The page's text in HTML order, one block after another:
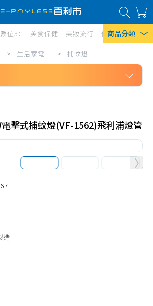
商品分類
數位3C 美食保健 美妝流行 傢俱寢具 居
> 生活家電 > 捕蚊燈
電擊式捕蚊燈(VF-1562)飛利浦燈管
造